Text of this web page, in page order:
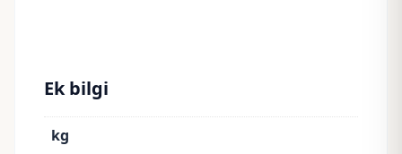
Ek bilgi
kg